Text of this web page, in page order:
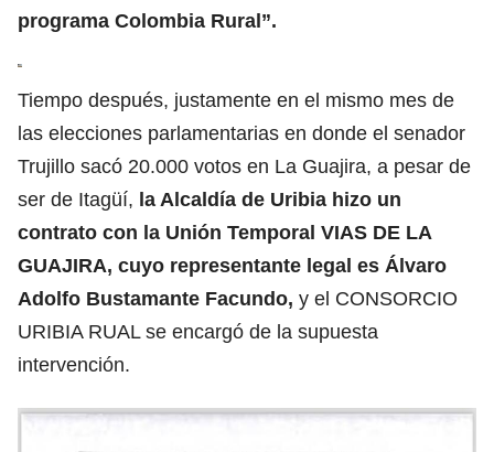
programa Colombia Rural”.
Tiempo después, justamente en el mismo mes de
las elecciones parlamentarias en donde el senador
Trujillo sacó 20.000 votos en La Guajira, a pesar de
ser de Itagüí, la Alcaldía de Uribia hizo un
contrato con la Unión Temporal VIAS DE LA
GUAJIRA, cuyo representante legal es Álvaro
Adolfo Bustamante Facundo, y el CONSORCIO
URIBIA RUAL se encargó de la supuesta
intervención.